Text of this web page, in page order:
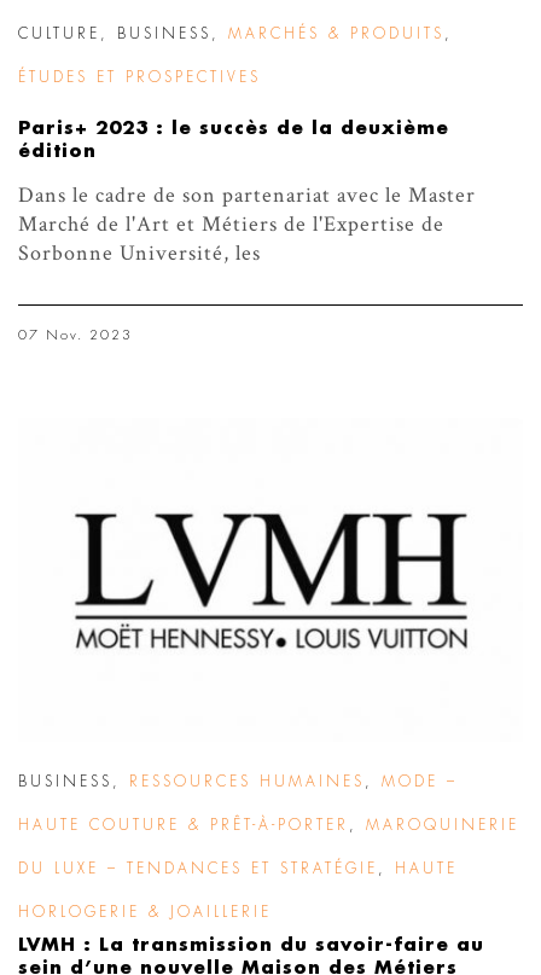
CULTURE BUSINESS MARCHÉS & PRODUITS
ÉTUDES ET PROSPECTIVES
Paris+ 2023 : le succès de la deuxième
édition
Dans le cadre de son partenariat avec le Master
Marché de l'Art et Métiers de l'Expertise de
Sorbonne Université, les
07 Nov. 2023
BUSINESS RESSOURCES HUMAINES MODE –
HAUTE COUTURE & PRÊT-À-PORTER MAROQUINERIE
DU LUXE – TENDANCES ET STRATÉGIE HAUTE
HORLOGERIE & JOAILLERIE
LVMH : La transmission du savoir-faire au
sein d’une nouvelle Maison des Métiers